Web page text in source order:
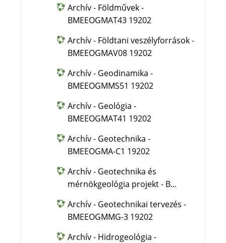
Archív - Földművek -
BMEEOGMAT43 19202
Archív - Földtani veszélyforrások -
BMEEOGMAV08 19202
Archív - Geodinamika -
BMEEOGMMS51 19202
Archív - Geológia -
BMEEOGMAT41 19202
Archív - Geotechnika -
BMEEOGMA-C1 19202
Archív - Geotechnika és
mérnökgeológia projekt - B...
Archív - Geotechnikai tervezés -
BMEEOGMMG-3 19202
Archív - Hidrogeológia -